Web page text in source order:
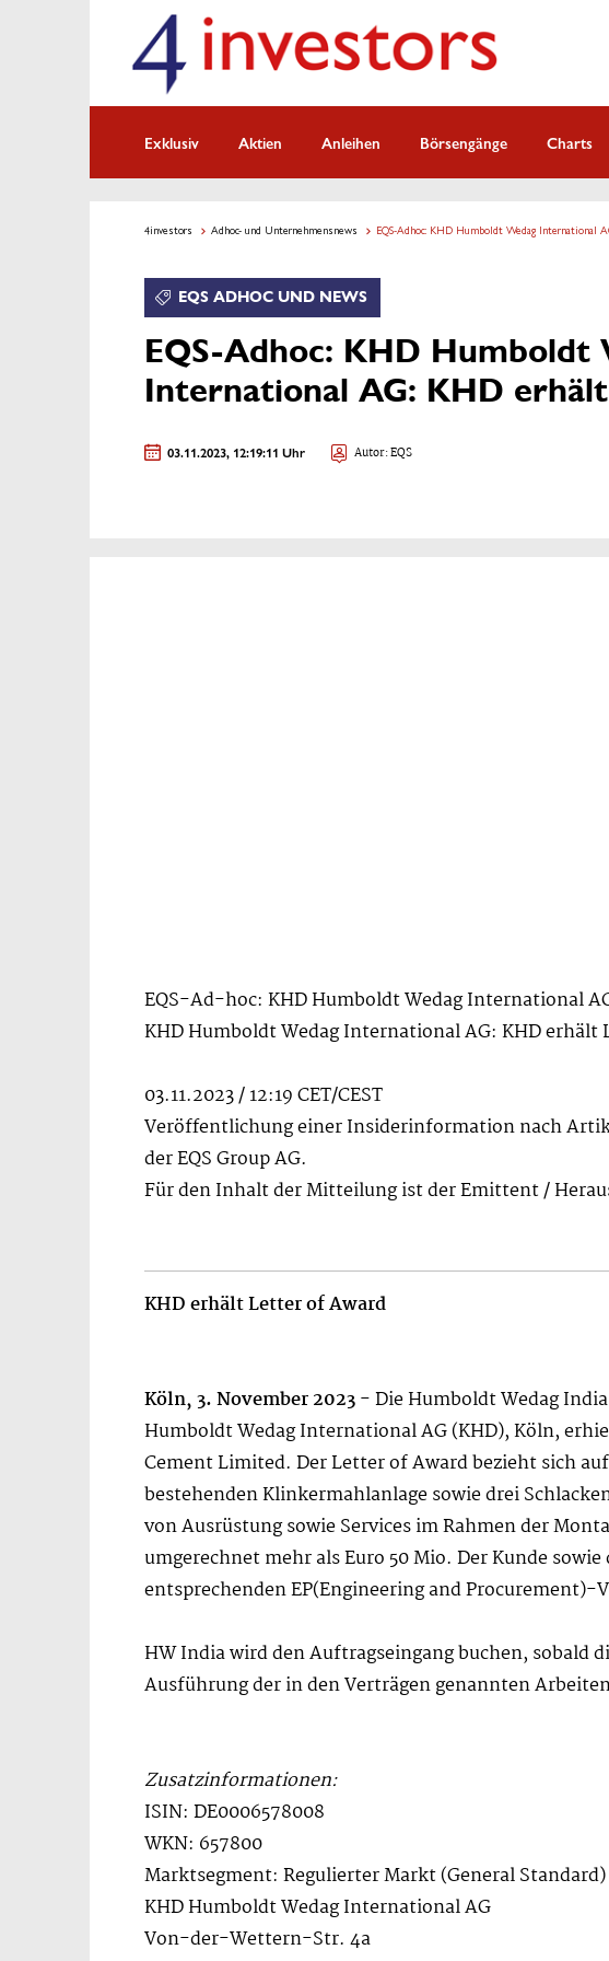
Exklusiv Aktien Anleihen Börsengänge Charts
4investors Adhoc- und Unternehmensnews EQS-Adhoc: KHD Humboldt Wedag International
EQS ADHOC UND NEWS
EQS-Adhoc: KHD Humboldt
International AG: KHD
03.11.2023, 12:19:11 Uhr Autor: EQS
EQS-Ad-hoc: KHD Humboldt Wedag International
KHD Humboldt Wedag International AG: KHD erhält
03.11.2023 / 12:19 CET/CEST
Veröffentlichung einer Insiderinformation nach
der EQS Group AG.
Für den Inhalt der Mitteilung ist der Emittent /
KHD erhält Letter of Award
Köln, 3. November 2023- Die Humboldt Wedag
Humboldt Wedag International AG (KHD), Köln,
Cement Limited. Der Letter of Award bezieht sich
bestehenden Klinkermahlanlage sowie drei
von Ausrüstung sowie Services im Rahmen der
umgerechnet mehr als Euro 50 Mio. Der Kunde
entsprechenden EP(Engineering and Procurement)-
HW India wird den Auftragseingang buchen, sobald
Ausführung der in den Verträgen genannten
Zusatzinformationen:
ISIN: DE0006578008
WKN: 657800
Marktsegment: Regulierter Markt (General
KHD Humboldt Wedag International AG
Von-der-Wettern-Str. 4a